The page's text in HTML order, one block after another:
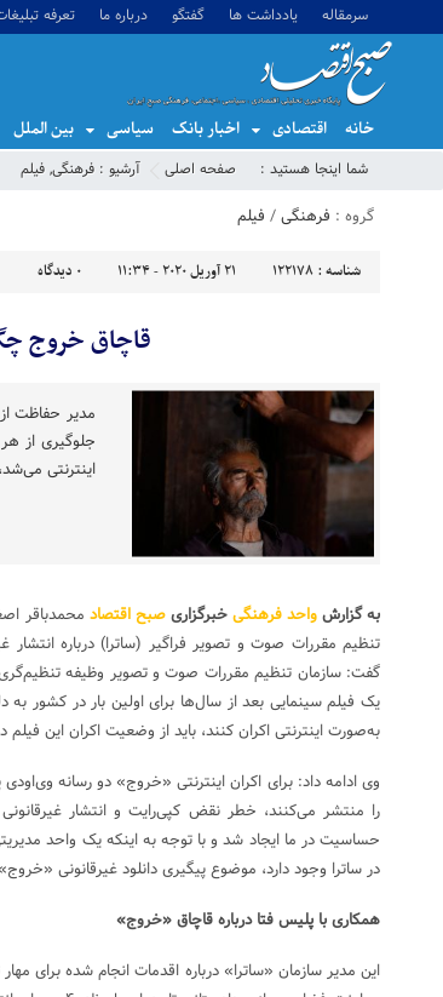
سرمقاله یادداشت ها گفتگو درباره ما تعرفه
خانه اقتصادی اخبار بانک سیاسی بین الملل
شما اینجا هستید : صفحه اصلی آرشیو : فرهنگی, فیلم
گروه : فرهنگی/ فیلم
شناسه : 122178 21 آوریل 2020 - 11:34 0 دیدگاه
قاچاق خروج
مدیر حفاظت
اینترنتی
به گزارشواحد فرهنگیخبرگزاریصبح اقتصاد محمدباقر
تنظیم مقررات صوت و تصویر فراگیر (ساترا) درباره
گفت: سازمان تنظیم مقررات صوت و تصویر وظیفه تنظیم‌گری
یک فیلم سینمایی بعد از سال‌ها برای اولین بار در کشور به
به‌صورت اینترنتی اکران کنند، باید از وضعیت اکران این
وی ادامه داد: برای اکران اینترنتی «خروج» دو رسانه
را منتشر می‌کنند، خطر نقض کپی‌رایت و انتشار
حساسیت در ما ایجاد شد و با توجه به اینکه یک واحد
در ساترا وجود دارد، موضوع پیگیری دانلود غیرقانونی
همکاری با پلیس فتا درباره قاچاق «خروج»
این مدیر سازمان «ساترا» درباره اقدمات انجام شده برای